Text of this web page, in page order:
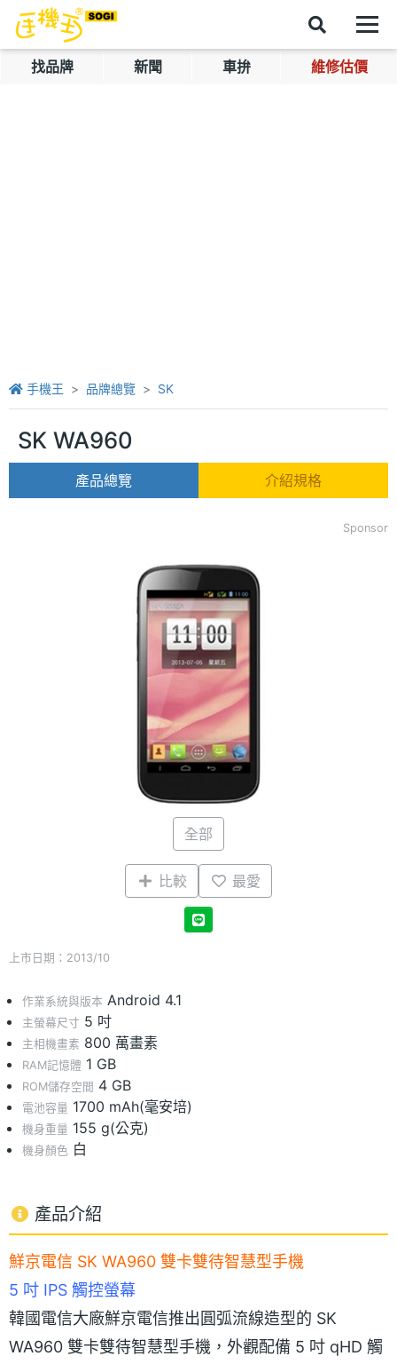
找品牌 新聞 車拚 維修估價
手機王 品牌總覽 SK
SK WA960
產品總覽 介紹規格
Sponsor
全部
比較 最愛
上市日期：2013/10
作業系統與版本 Android 4.1
主螢幕尺寸 5 吋
主相機畫素 800 萬畫素
RAM記憶體 1 GB
ROM儲存空間 4 GB
電池容量 1700 mAh(毫安培)
機身重量 155 g(公克)
機身顏色 白
產品介紹
鮮京電信 SK WA960 雙卡雙待智慧型手機
5 吋 IPS 觸控螢幕
韓國電信大廠鮮京電信推出圓弧流線造型的 SK
WA960 雙卡雙待智慧型手機，外觀配備 5 吋 qHD 觸